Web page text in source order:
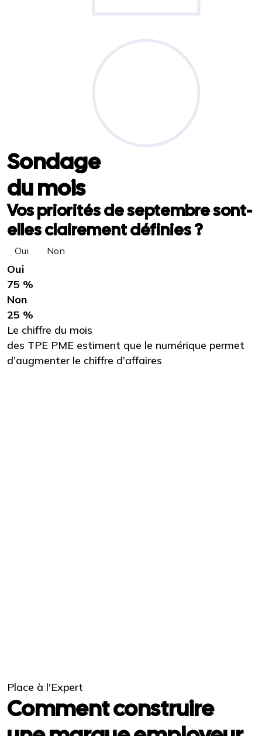
Sondage
du mois
Vos priorités de septembre sont-
elles clairement définies ?
Oui Non
Oui
75 %
Non
25 %
Le chiffre du mois
des TPE PME estiment que le numérique permet
d’augmenter le chiffre d’affaires
Place à l'Expert
Comment construire